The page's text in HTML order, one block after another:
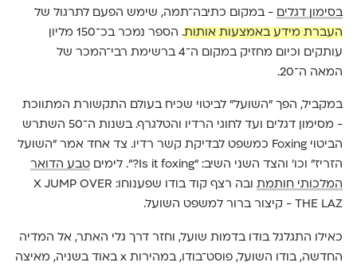
בסימון דגלים - במקום כתיבה־תמה, שימש הפעם לתרגול של
העברת מידע באמצעות אותות
. הספר נמכר בכ־150 מליון
עותקים וכיום מחזיק במקום ה־4 ברשימת רבי־המכר של
המאה ה־20.
במקביל, הפך ״השועל״ לביטוי שכיח בעולם התקשורת המתווכת
- מסימון דגלים ועד לחוגי הרדיו והטלגרף. בשנות ה־50 השתרש
הביטוי Foxing כמשפט לבדיקת קשר רדיו. צד אחד אמר ״השועל
הזריז״ וכו׳ והצד השני השיב: ״Is it foxing?״. לימים
טבע הדואר
המלכותי חותמת
ובה רצף קוד בודו שפענוחו: X JUMP OVER
THE LAZ - קיצור ברור למשפט השועל.
כאילו התגלגל בודו בדמות שועל, וחזר דרך גלי האתר, אל המדיה
החדשה, בודו השועל, פוסט־בודו, במהירות x באוד בשניה, מאיצה